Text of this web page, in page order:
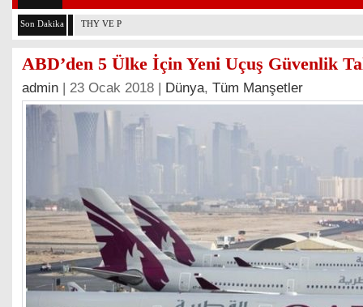
Son Dakika THY VE PEGASUS DÜNYANIN EN DEĞERLİLERİ ARASINDA
ABD’den 5 Ülke İçin Yeni Uçuş Güvenlik
admin | 23 Ocak 2018 | Dünya, Tüm Manşetler